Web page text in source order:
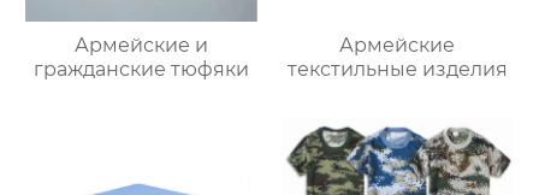
Армейские и
гражданские тюфяки
Армейские
текстильные изделия